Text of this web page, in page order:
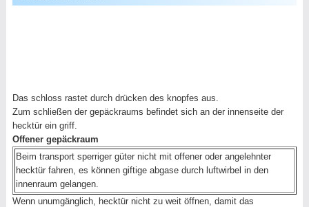
Das schloss rastet durch drücken des knopfes aus.
Zum schließen der gepäckraums befindet sich an der innenseite der
hecktür ein griff.
Offener gepäckraum
Beim transport sperriger güter nicht mit offener oder angelehnter
hecktür fahren, es können giftige abgase durch luftwirbel in den
innenraum gelangen.
Wenn unumgänglich, hecktür nicht zu weit öffnen, damit das